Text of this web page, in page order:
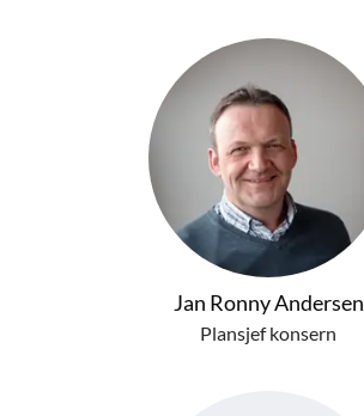
Jan Ronny Andersen
Plansjef konsern